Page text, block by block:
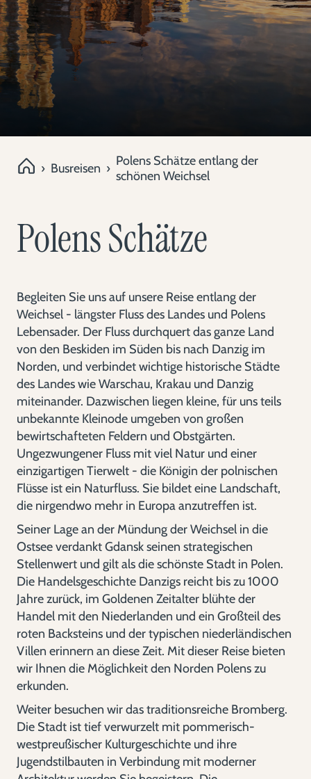
› Busreisen › Polens Schätze entlang der
schönen Weichsel
Polens Schätze
Begleiten Sie uns auf unsere Reise entlang der
Weichsel - längster Fluss des Landes und Polens
Lebensader. Der Fluss durchquert das ganze Land
von den Beskiden im Süden bis nach Danzig im
Norden, und verbindet wichtige historische Städte
des Landes wie Warschau, Krakau und Danzig
miteinander. Dazwischen liegen kleine, für uns teils
unbekannte Kleinode umgeben von großen
bewirtschafteten Feldern und Obstgärten.
Ungezwungener Fluss mit viel Natur und einer
einzigartigen Tierwelt - die Königin der polnischen
Flüsse ist ein Naturfluss. Sie bildet eine Landschaft,
die nirgendwo mehr in Europa anzutreffen ist.
Seiner Lage an der Mündung der Weichsel in die
Ostsee verdankt Gdansk seinen strategischen
Stellenwert und gilt als die schönste Stadt in Polen.
Die Handelsgeschichte Danzigs reicht bis zu 1000
Jahre zurück, im Goldenen Zeitalter blühte der
Handel mit den Niederlanden und ein Großteil des
roten Backsteins und der typischen niederländischen
Villen erinnern an diese Zeit. Mit dieser Reise bieten
wir Ihnen die Möglichkeit den Norden Polens zu
erkunden.
Weiter besuchen wir das traditionsreiche Bromberg.
Die Stadt ist tief verwurzelt mit pommerisch-
westpreußischer Kulturgeschichte und ihre
Jugendstilbauten in Verbindung mit moderner